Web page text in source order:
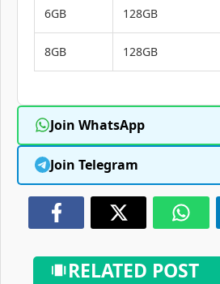
6GB 128GB
8GB 128GB
Join WhatsApp
Join Telegram
RELATED POST